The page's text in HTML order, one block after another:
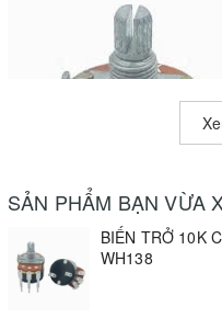
SẢN PHẨM BẠN VỪA
BIẾN TRỞ 10K
WH138